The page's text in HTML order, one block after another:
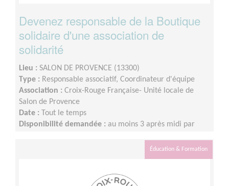
Devenez responsable de la Boutique
solidaire d'une association de
solidarité
Lieu : SALON DE PROVENCE (13300)
Type : Responsable associatif, Coordinateur d'équipe
Association : Croix-Rouge Française- Unité locale de
Salon de Provence
Date : Tout le temps
Disponibilité demandée : au moins 3 après midi par
Éducation & Formation